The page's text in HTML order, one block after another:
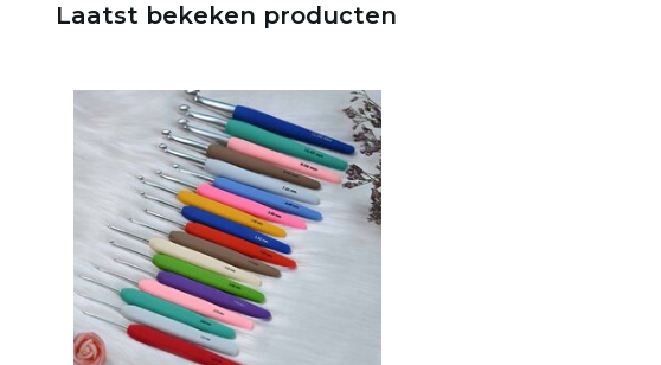
Laatst bekeken producten